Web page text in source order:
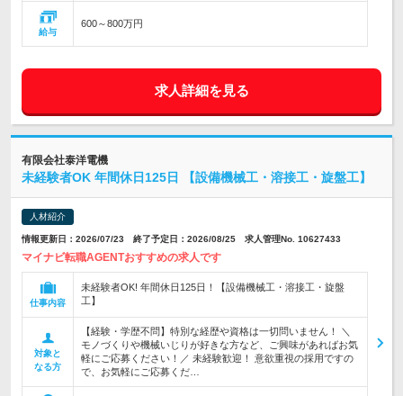
給与
600～800万円
求人詳細を見る
有限会社泰洋電機
未経験者OK 年間休日125日 【設備機械工・溶接工・旋盤工】
人材紹介
情報更新日：2026/07/23 終了予定日：2026/08/25 求人管理No. 10627433
マイナビ転職AGENTおすすめの求人です
仕事内容
未経験者OK! 年間休日125日！【設備機械工・溶接工・旋盤
工】
対象と
なる方
【経験・学歴不問】特別な経歴や資格は一切問いません！ ＼
モノづくりや機械いじりが好きな方など、ご興味があればお気
軽にご応募ください！／ 未経験歓迎！ 意欲重視の採用ですの
で、お気軽にご応募くだ…